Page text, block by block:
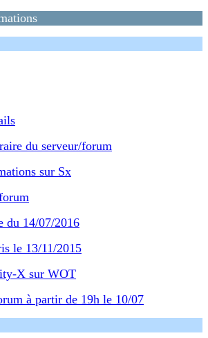
du serveur/forum
sur Sx
du 14/07/2016
le 13/11/2015
X sur WOT
à partir de 19h le 10/07